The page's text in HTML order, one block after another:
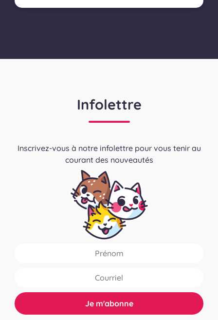
Infolettre
Inscrivez-vous à notre infolettre pour vous tenir au
courant des nouveautés